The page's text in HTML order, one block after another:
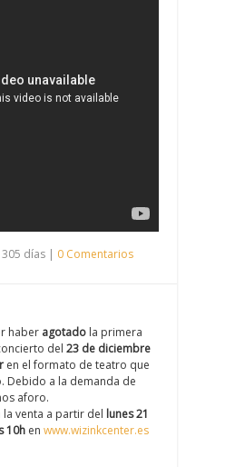
días | 0 Comentarios
haber agotado la primera
del 23 de diciembre
en el formato de teatro que
Debido a la demanda de
aforo.
la venta a partir del lunes 21
10h en www.wizinkcenter.es